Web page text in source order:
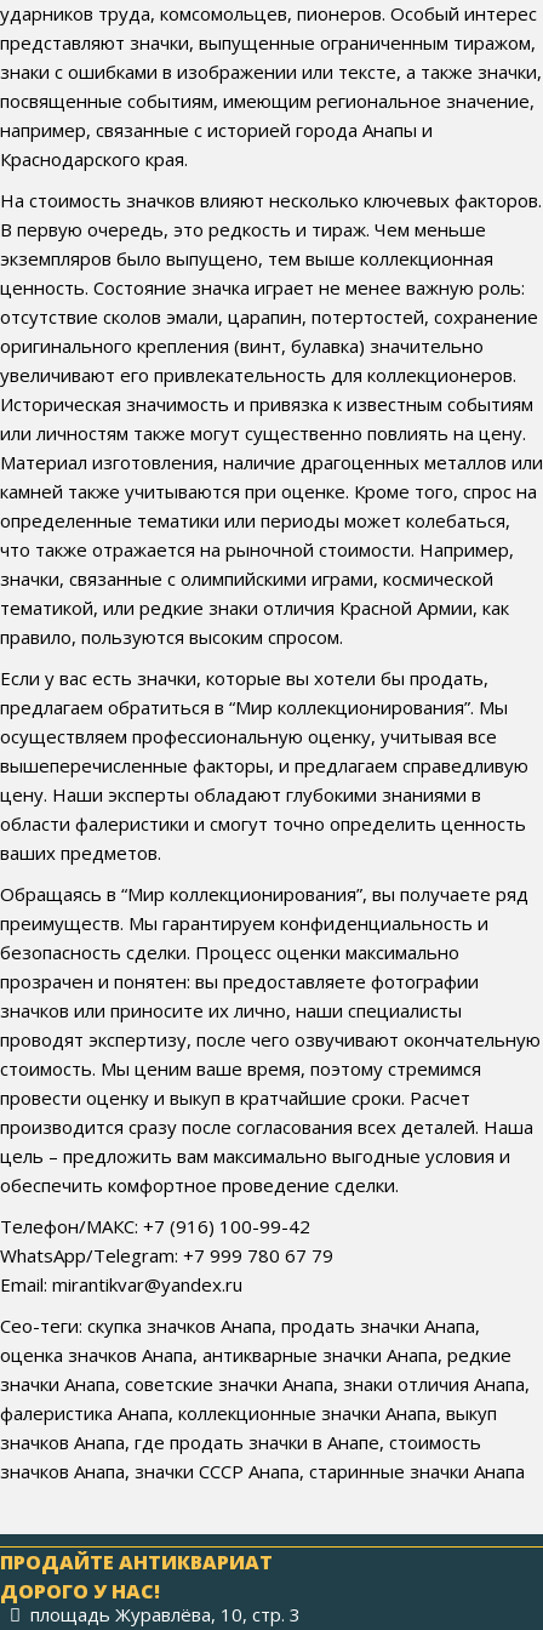
ударников труда, комсомольцев, пионеров. Особый интерес
представляют значки, выпущенные ограниченным тиражом,
знаки с ошибками в изображении или тексте, а также значки,
посвященные событиям, имеющим региональное значение,
например, связанные с историей города Анапы и
Краснодарского края.
На стоимость значков влияют несколько ключевых факторов.
В первую очередь, это редкость и тираж. Чем меньше
экземпляров было выпущено, тем выше коллекционная
ценность. Состояние значка играет не менее важную роль:
отсутствие сколов эмали, царапин, потертостей, сохранение
оригинального крепления (винт, булавка) значительно
увеличивают его привлекательность для коллекционеров.
Историческая значимость и привязка к известным событиям
или личностям также могут существенно повлиять на цену.
Материал изготовления, наличие драгоценных металлов или
камней также учитываются при оценке. Кроме того, спрос на
определенные тематики или периоды может колебаться,
что также отражается на рыночной стоимости. Например,
значки, связанные с олимпийскими играми, космической
тематикой, или редкие знаки отличия Красной Армии, как
правило, пользуются высоким спросом.
Если у вас есть значки, которые вы хотели бы продать,
предлагаем обратиться в “Мир коллекционирования”. Мы
осуществляем профессиональную оценку, учитывая все
вышеперечисленные факторы, и предлагаем справедливую
цену. Наши эксперты обладают глубокими знаниями в
области фалеристики и смогут точно определить ценность
ваших предметов.
Обращаясь в “Мир коллекционирования”, вы получаете ряд
преимуществ. Мы гарантируем конфиденциальность и
безопасность сделки. Процесс оценки максимально
прозрачен и понятен: вы предоставляете фотографии
значков или приносите их лично, наши специалисты
проводят экспертизу, после чего озвучивают окончательную
стоимость. Мы ценим ваше время, поэтому стремимся
провести оценку и выкуп в кратчайшие сроки. Расчет
производится сразу после согласования всех деталей. Наша
цель – предложить вам максимально выгодные условия и
обеспечить комфортное проведение сделки.
Телефон/МАКС: +7 (916) 100-99-42
WhatsApp/Telegram: +7 999 780 67 79
Email: mirantikvar@yandex.ru
Сео-теги: скупка значков Анапа, продать значки Анапа,
оценка значков Анапа, антикварные значки Анапа, редкие
значки Анапа, советские значки Анапа, знаки отличия Анапа,
фалеристика Анапа, коллекционные значки Анапа, выкуп
значков Анапа, где продать значки в Анапе, стоимость
значков Анапа, значки СССР Анапа, старинные значки Анапа
ПРОДАЙТЕ АНТИКВАРИАТ
ДОРОГО У НАС!
площадь Журавлёва, 10, стр. 3